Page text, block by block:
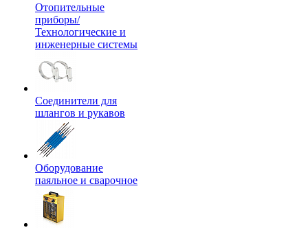
Отопительные
приборы/
Технологические и
инженерные системы
Соединители для
шлангов и рукавов
Оборудование
паяльное и сварочное